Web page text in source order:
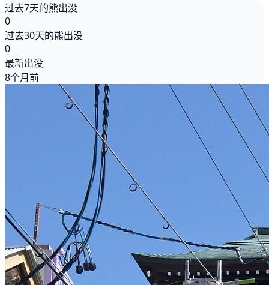
过去7天的熊出没
0
过去30天的熊出没
0
最新出没
8个月前